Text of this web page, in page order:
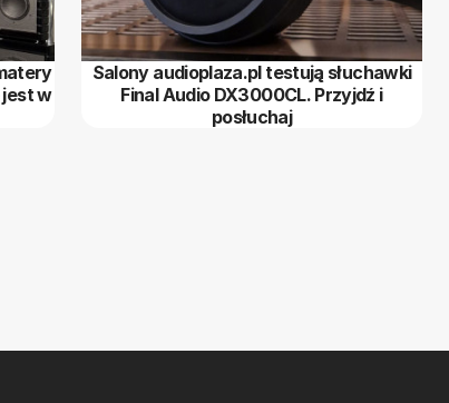
jest w
Salony audioplaza.pl testują słuchawki
Final Audio DX3000CL. Przyjdź i
posłuchaj